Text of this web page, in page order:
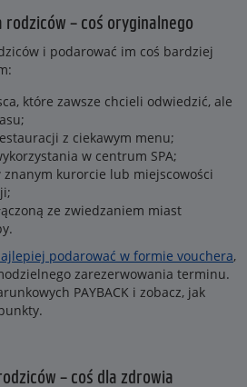
– coś oryginalnego
i podarować im coś bardziej
które zawsze chcieli odwiedzić, ale
z ciekawym menu;
w centrum SPA;
kurorcie lub miejscowości
ze zwiedzaniem miast
podarować w formie vouchera,
zarezerwowania terminu.
PAYBACK i zobacz, jak
– coś dla zdrowia